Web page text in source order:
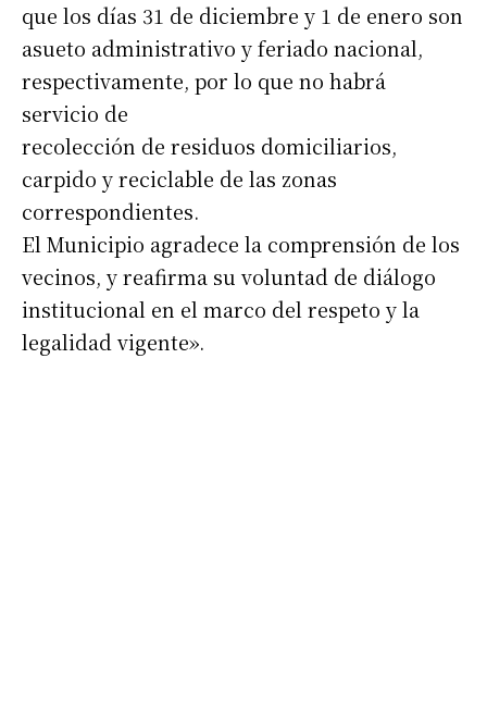
que los días 31 de diciembre y 1 de enero son
asueto administrativo y feriado nacional,
respectivamente, por lo que no habrá
servicio de
recolección de residuos domiciliarios,
carpido y reciclable de las zonas
correspondientes.
El Municipio agradece la comprensión de los
vecinos, y reafirma su voluntad de diálogo
institucional en el marco del respeto y la
legalidad vigente».